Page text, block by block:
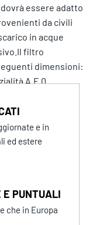
dovrà essere adatto
da civili
in acque
filtro
dimensioni:
A.E 0
e in
ed estere
E PUNTUALI
che in Europa